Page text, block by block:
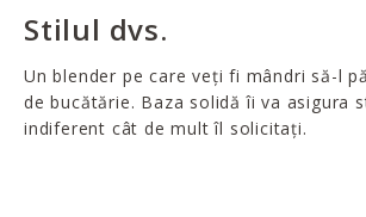
Stilul dvs.
Un blender pe care veți fi mândri să-l
de bucătărie. Baza solidă îi va asigura
indiferent cât de mult îl solicitați.